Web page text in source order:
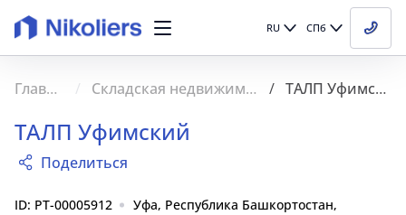
RU СПб
Главная Складская недвижимость ТАЛП Уфимский
ТАЛП Уфимский
Поделиться
ID: PT-00005912
Уфа, Республика Башкортостан,